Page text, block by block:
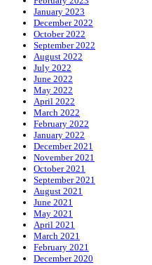
January 2023
December 2022
October 2022
September 2022
August 2022
July 2022
June 2022
May 2022
April 2022
March 2022
February 2022
January 2022
December 2021
November 2021
October 2021
September 2021
August 2021
June 2021
May 2021
April 2021
March 2021
February 2021
December 2020